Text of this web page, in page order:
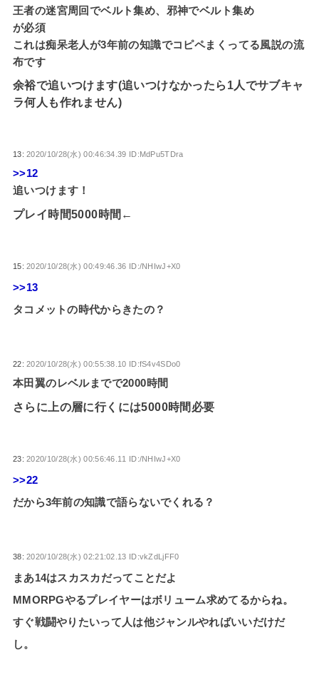
王者の迷宮周回でベルト集め、邪神でベルト集め
が必須
これは痴呆老人が3年前の知識でコピペまくってる風説の流
布です
余裕で追いつけます(追いつけなかったら1人でサブキャ
ラ何人も作れません)
13:2020/10/28(水) 00:46:34.39 ID:MdPu5TDra
>>12
追いつけます！
プレイ時間5000時間←
15:2020/10/28(水) 00:49:46.36 ID:/NHIwJ+X0
>>13
タコメットの時代からきたの？
22:2020/10/28(水) 00:55:38.10 ID:fS4v4SDo0
本田翼のレベルまでで2000時間
さらに上の層に行くには5000時間必要
23:2020/10/28(水) 00:56:46.11 ID:/NHIwJ+X0
>>22
だから3年前の知識で語らないでくれる？
38:2020/10/28(水) 02:21:02.13 ID:vkZdLjFF0
まあ14はスカスカだってことだよ
MMORPGやるプレイヤーはボリューム求めてるからね。
すぐ戦闘やりたいって人は他ジャンルやればいいだけだ
し。